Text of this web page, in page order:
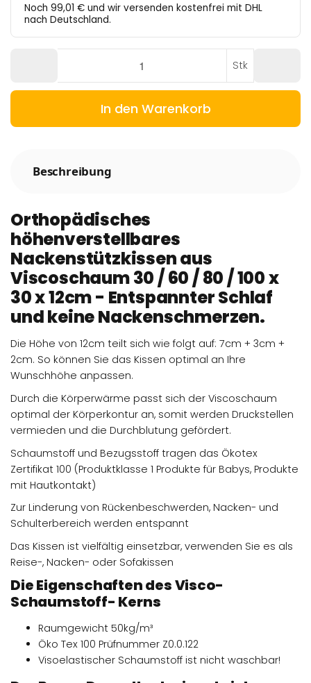
Noch 99,01 € und wir versenden kostenfrei mit DHL
nach Deutschland.
Stk
In den Warenkorb
Beschreibung
Orthopädisches
höhenverstellbares
Nackenstützkissen aus
Viscoschaum 30 / 60 / 80 / 100 x
30 x 12cm - Entspannter Schlaf
und keine Nackenschmerzen.
Die Höhe von 12cm teilt sich wie folgt auf: 7cm + 3cm +
2cm. So können Sie das Kissen optimal an Ihre
Wunschhöhe anpassen.
Durch die Körperwärme passt sich der Viscoschaum
optimal der Körperkontur an, somit werden Druckstellen
vermieden und die Durchblutung gefördert.
Schaumstoff und Bezugsstoff tragen das Ökotex
Zertifikat 100 (Produktklasse 1 Produkte für Babys, Produkte
mit Hautkontakt)
Zur Linderung von Rückenbeschwerden, Nacken- und
Schulterbereich werden entspannt
Das Kissen ist vielfältig einsetzbar, verwenden Sie es als
Reise-, Nacken- oder Sofakissen
Die Eigenschaften des Visco-
Schaumstoff- Kerns
Raumgewicht 50kg/m³
Öko Tex 100 Prüfnummer Z0.0.122
Visoelastischer Schaumstoff ist nicht waschbar!